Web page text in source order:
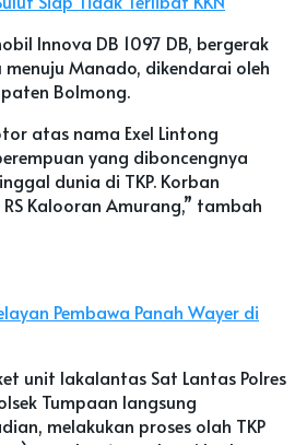
Innova DB 1097 DB, bergerak
Manado, dikendarai oleh
Bolmong.
atas nama Exel Lintong
yang diboncengnya
dunia di TKP. Korban
Kalooran Amurang,” tambah
Pembawa Panah Wayer di
unit lakalantas Sat Lantas Polres
Tumpaan langsung
melakukan proses olah TKP